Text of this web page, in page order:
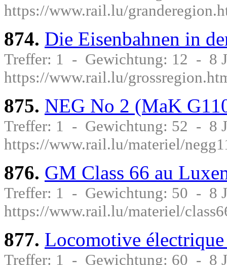
https://www.rail.lu/
874. Die Eisenbahnen in
Treffer: 1 - Gewichtung: 12 - 8
https://www.rail.lu/
875. NEG No 2 (MaK
Treffer: 1 - Gewichtung: 52 - 8
https://www.rail.lu/materiel/
876. GM Class 66 au
Treffer: 1 - Gewichtung: 50 - 8
https://www.rail.lu/materiel/
877. Locomotive
Treffer: 1 - Gewichtung: 60 - 8